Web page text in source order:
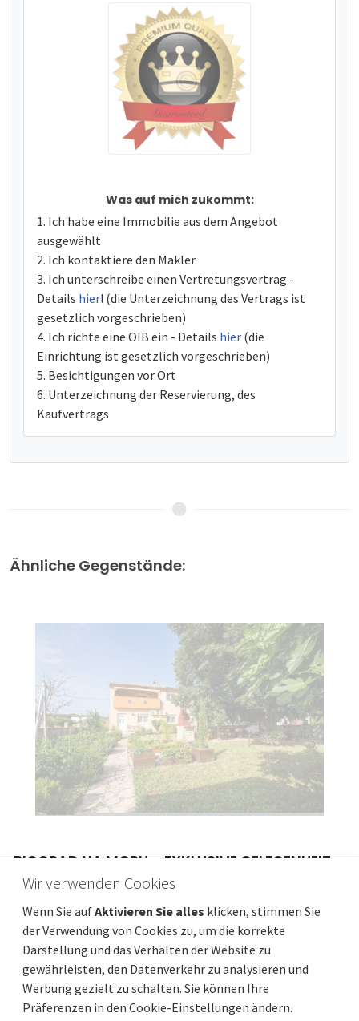
Was auf mich zukommt:
Ich habe eine Immobilie aus dem Angebot
ausgewählt
Ich kontaktiere den Makler
Ich unterschreibe einen Vertretungsvertrag -
Details hier! (die Unterzeichnung des Vertrags ist
gesetzlich vorgeschrieben)
Ich richte eine OIB ein - Details hier (die
Einrichtung ist gesetzlich vorgeschrieben)
Besichtigungen vor Ort
Unterzeichnung der Reservierung, des
Kaufvertrags
Ähnliche Gegenstände:
BIOGRAD NA MORU – EXKLUSIVE GELEGENHEIT –
HAUS MIT 4 WOHNUNGEN UND GERÄUMIGER
WOHNUNG – ZENTRUM!
Preis849 000 € Entfernung vom meer
850 m
Gesamtfläche
264 m² Gemeindeteil
Biograd na Moru
Wir verwenden Cookies
Wenn Sie aufAktivieren Sie alles klicken, stimmen Sie
der Verwendung von Cookies zu, um die korrekte
Darstellung und das Verhalten der Website zu
gewährleisten, den Datenverkehr zu analysieren und
Werbung gezielt zu schalten. Sie können Ihre
Präferenzen in den Cookie-Einstellungen ändern.